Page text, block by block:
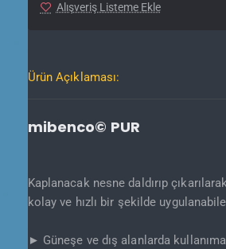
Alışveriş Listeme Ekle
Ürün Açıklaması:
mibenco© PUR
Kaplanacak nesne daldırıp
kolay ve hızlı bir şekilde
► Güneşe ve dış alanlarda kullanıma